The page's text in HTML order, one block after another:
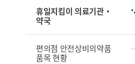
휴일지킴이 의료기관‧
약국
편의점 안전상비의약품
품목 현황